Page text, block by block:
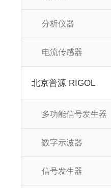
分析仪器
电流传感器
北京普源 RIGOL
多功能信号发生器
数字示波器
信号发生器